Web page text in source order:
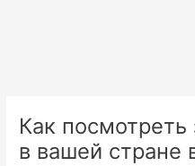
Как посмотреть
в вашей стране